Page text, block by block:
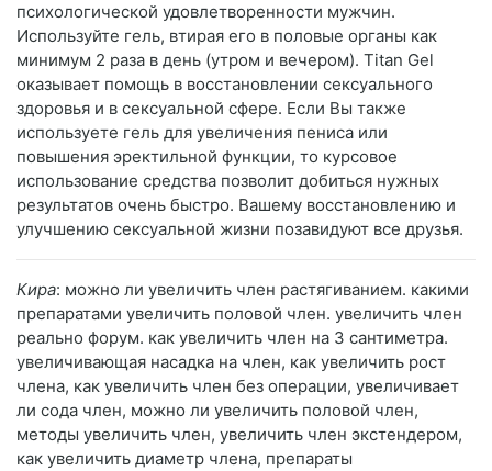
психологической удовлетворенности мужчин.
Используйте гель, втирая его в половые органы как
минимум 2 раза в день (утром и вечером). Titan Gel
оказывает помощь в восстановлении сексуального
здоровья и в сексуальной сфере. Если Вы также
используете гель для увеличения пениса или
повышения эректильной функции, то курсовое
использование средства позволит добиться нужных
результатов очень быстро. Вашему восстановлению и
улучшению сексуальной жизни позавидуют все друзья.
Кира: можно ли увеличить член растягиванием. какими
препаратами увеличить половой член. увеличить член
реально форум. как увеличить член на 3 сантиметра.
увеличивающая насадка на член, как увеличить рост
члена, как увеличить член без операции, увеличивает
ли сода член, можно ли увеличить половой член,
методы увеличить член, увеличить член экстендером,
как увеличить диаметр члена, препараты